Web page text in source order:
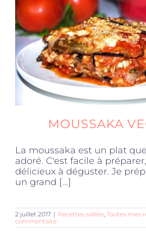
Produits sains
Click and collect
Traiteur
Accessoires
MOUSSAKA
La moussaka est un plat
adoré. C'est facile à
délicieux à déguster. Je
un grand [...]
2 juillet 2017 | Recettes salées Toutes mes
commentaire